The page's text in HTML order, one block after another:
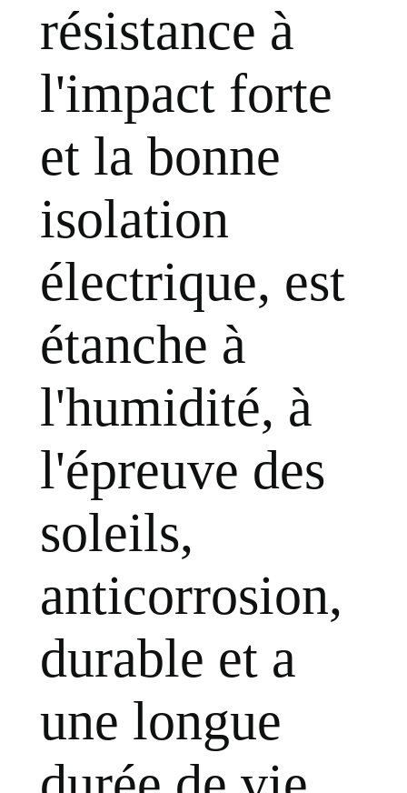
résistance à
l'impact forte
et la bonne
isolation
électrique, est
étanche à
l'humidité, à
l'épreuve des
soleils,
anticorrosion,
durable et a
une longue